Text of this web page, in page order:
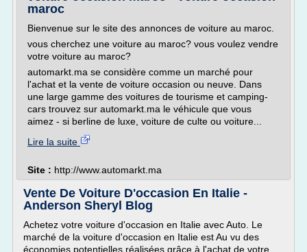
maroc
Bienvenue sur le site des annonces de voiture au maroc.
vous cherchez une voiture au maroc? vous voulez vendre
votre voiture au maroc?
automarkt.ma se considère comme un marché pour
l'achat et la vente de voiture occasion ou neuve. Dans
une large gamme des voitures de tourisme et camping-
cars trouvez sur automarkt.ma le véhicule que vous
aimez - si berline de luxe, voiture de culte ou voiture...
Lire la suite
Site : http://www.automarkt.ma
Vente De Voiture D'occasion En Italie -
Anderson Sheryl Blog
Achetez votre voiture d'occasion en Italie avec Auto. Le
marché de la voiture d'occasion en Italie est Au vu des
économies potentielles réalisées grâce à l'achat de votre